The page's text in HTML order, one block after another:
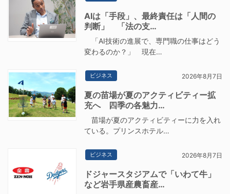
AIは「手段」、最終責任は「人間の
判断」 「法の支…
「AI技術の進展で、専門職の仕事はどう
変わるのか？」 現在…
ビジネス 2026年8月7日
夏の苗場が夏のアクティビティー拡
充へ 四季の各魅力…
苗場が夏のアクティビティーに力を入れ
ている。プリンスホテル…
ビジネス 2026年8月7日
ドジャースタジアムで「いわて牛」
など岩手県産農畜産…